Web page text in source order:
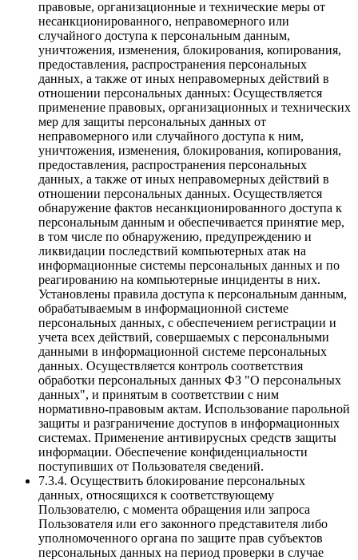
правовые, организационные и технические меры от
несанкционированного, неправомерного или
случайного доступа к персональным данным,
уничтожения, изменения, блокирования, копирования,
предоставления, распространения персональных
данных, а также от иных неправомерных действий в
отношении персональных данных: Осуществляется
применение правовых, организационных и технических
мер для защиты персональных данных от
неправомерного или случайного доступа к ним,
уничтожения, изменения, блокирования, копирования,
предоставления, распространения персональных
данных, а также от иных неправомерных действий в
отношении персональных данных. Осуществляется
обнаружение фактов несанкционированного доступа к
персональным данным и обеспечивается принятие мер,
в том числе по обнаружению, предупреждению и
ликвидации последствий компьютерных атак на
информационные системы персональных данных и по
реагированию на компьютерные инциденты в них.
Установлены правила доступа к персональным данным,
обрабатываемым в информационной системе
персональных данных, с обеспечением регистрации и
учета всех действий, совершаемых с персональными
данными в информационной системе персональных
данных. Осуществляется контроль соответствия
обработки персональных данных ФЗ "О персональных
данных", и принятым в соответствии с ним
нормативно-правовым актам. Использование парольной
защиты и разграничение доступов в информационных
системах. Применение антивирусных средств защиты
информации. Обеспечение конфиденциальности
поступивших от Пользователя сведений.
7.3.4. Осуществить блокирование персональных
данных, относящихся к соответствующему
Пользователю, с момента обращения или запроса
Пользователя или его законного представителя либо
уполномоченного органа по защите прав субъектов
персональных данных на период проверки в случае